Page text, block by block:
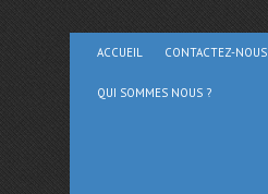
ACCUEIL CONTACTEZ-NOUS
QUI SOMMES NOUS ?